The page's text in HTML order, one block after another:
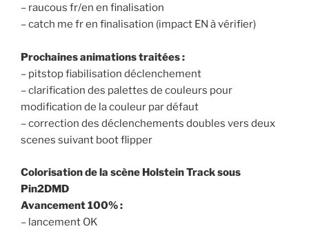
– raucous fr/en en finalisation
– catch me fr en finalisation (impact EN à vérifier)
Prochaines animations traitées :
– pitstop fiabilisation déclenchement
– clarification des palettes de couleurs pour
modification de la couleur par défaut
– correction des déclenchements doubles vers deux
scenes suivant boot flipper
Colorisation de la scène Holstein Track sous
Pin2DMD
Avancement 100% :
– lancement OK